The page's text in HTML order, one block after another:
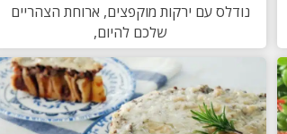
נודלס עם ירקות מוקפצים, ארוחת הצהריים
שלכם להיום,